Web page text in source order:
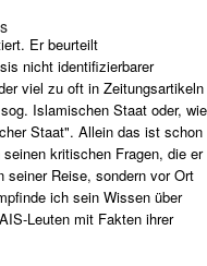
Er beurteilt
nicht identifizierbarer
viel zu oft in Zeitungsartikeln
Islamischen Staat oder, wie
Staat". Allein das ist schon
kritischen Fragen, die er
Reise, sondern vor Ort
ich sein Wissen über
Leuten mit Fakten ihrer